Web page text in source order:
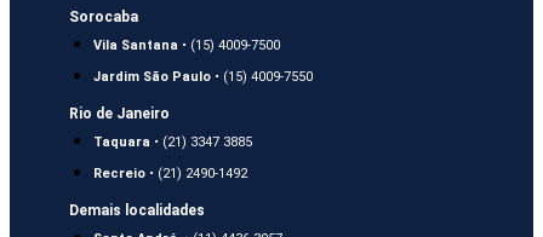
Sorocaba
Vila Santana • (15) 4009-7500
Jardim São Paulo • (15) 4009-7550
Rio de Janeiro
Taquara • (21) 3347 3885
Recreio • (21) 2490-1492
Demais localidades